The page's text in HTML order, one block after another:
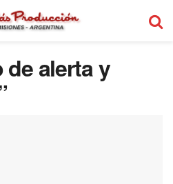
de alerta y